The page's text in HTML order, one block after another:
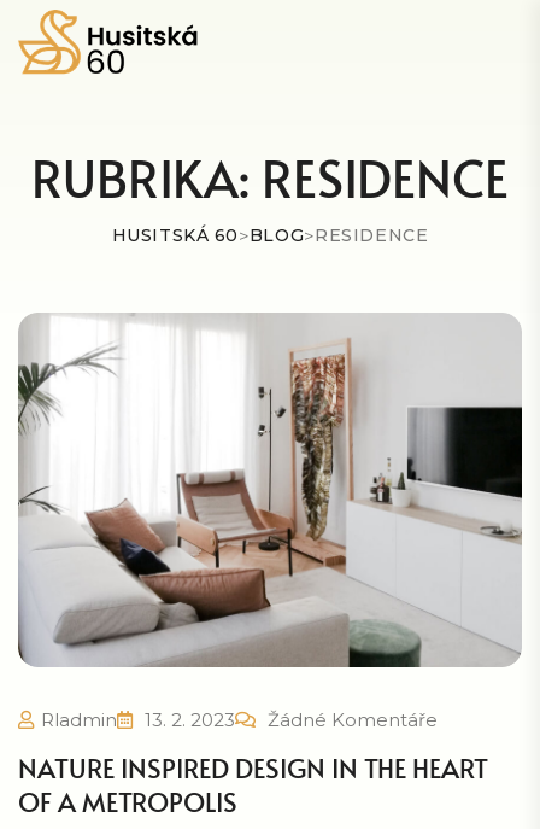
RUBRIKA: RESIDENCE
HUSITSKÁ 60>BLOG>RESIDENCE
Rladmin 13. 2. 2023 Žádné Komentáře
NATURE INSPIRED DESIGN IN THE HEART
OF A METROPOLIS